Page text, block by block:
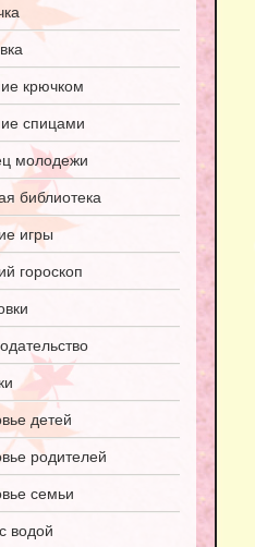
крючком
спицами
молодежи
библиотека
игры
гороскоп
детей
родителей
семьи
водой